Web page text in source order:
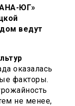
ЮГ»
ведут
оказалась
факторы.
не менее,